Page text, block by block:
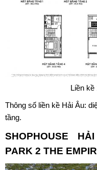
Liền kề
Thông số liền kề Hải Âu:
tầng.
SHOPHOUSE
PARK 2 THE